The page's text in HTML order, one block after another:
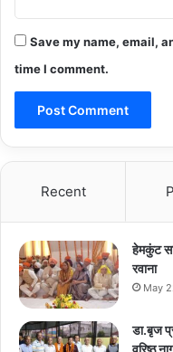
Save my name, email,
time I comment.
Recent
हेमकुंट
रवाना
May
डा.बृज
वरिष्ठ